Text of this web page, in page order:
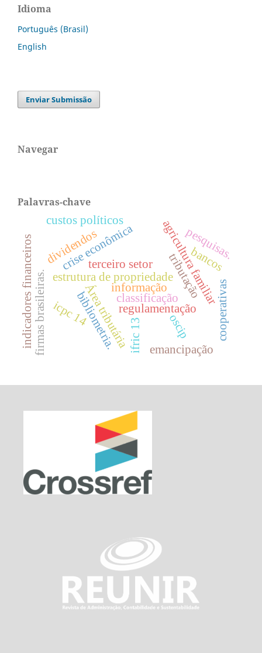
Idioma
Português (Brasil)
English
Enviar Submissão
Navegar
Palavras-chave
classificação
Área tributária
tributação
estrutura de propriedade
firmas brasileiras.
agricultura familiar
bibliometria.
bancos
crise econômica
regulamentação
pesquisas.
terceiro setor
oscip
custos políticos
ifric 13
icpc 14
indicadores financeiros cooperativas
dividendos
informação
emancipação